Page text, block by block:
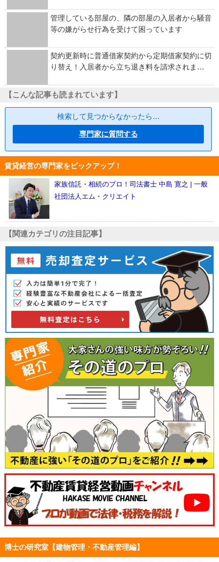
管理している部屋の、隣の部屋の入居者から騒音
等の嫌がらせ行為を受けて困っています
契約更新時に普通借家契約から定期借家契約に切
り替え！入居者から立ち退き料を請求されま…
【こんな記事も読まれています】
検索して見つからなかったら…
専門家に質問する
賃貸経営の専門家をピックアップ！
家族信託・相続のプロ！司法書士 中島 寛之 | 一般
社団法人エム・クリエイト
【関連カテゴリの注目記事】
博士の研究室【建物管理・不動産管理編】